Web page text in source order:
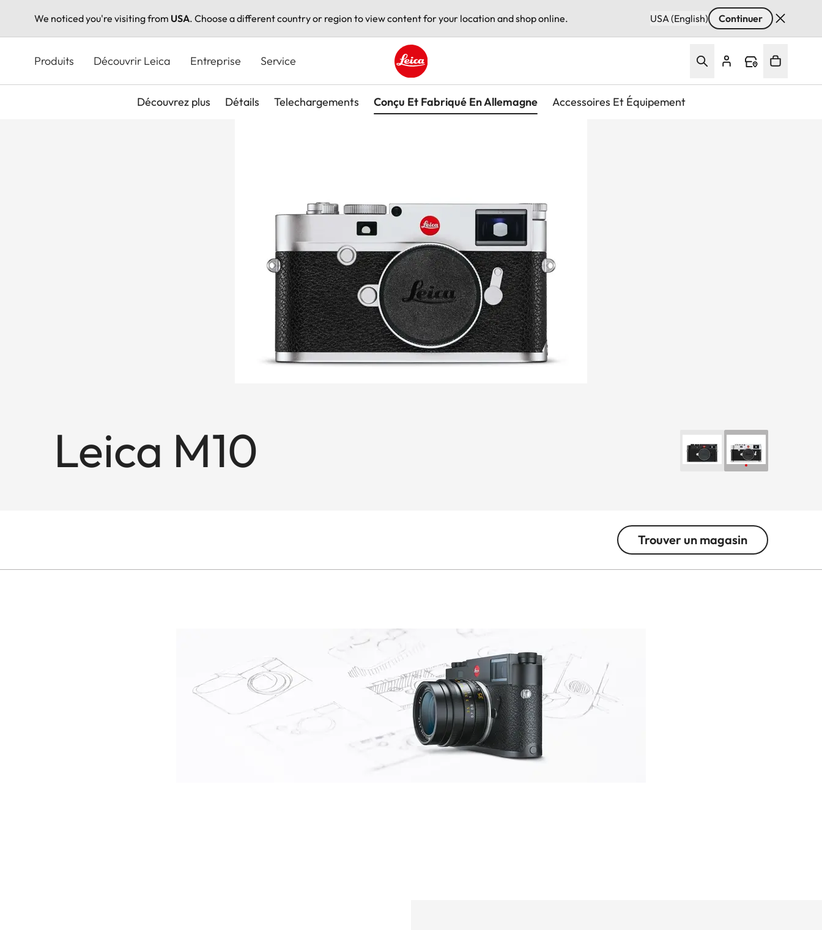
We noticed you're visiting from USA. Choose a different country or region to view content for your location and shop online. USA (English) Continuer
principal
Produits Découvrir Leica Entreprise Service
Leica logo - Home
Découvrez plus Détails Telechargements Conçu Et Fabriqué En Allemagne Accessoires Et Équipement
Leica M10
Trouver un magasin